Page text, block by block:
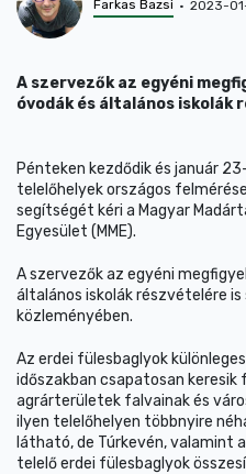
Farkas Bazsi 2023-
A szervezők az egyéni
óvodák és általános iskolák
Pénteken kezdődik és január
telelőhelyek országos
segítségét kéri a Magyar
Egyesület (MME).
A szervezők az egyéni
általános iskolák részvételére
közleményében.
Az erdei fülesbaglyok
időszakban csapatosan keresik
agrárterületek falvainak és
ilyen telelőhelyen többnyire
látható, de Túrkevén, valamint
telelő erdei fülesbaglyok